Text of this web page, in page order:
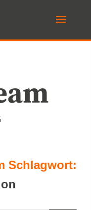
Schlagwort: